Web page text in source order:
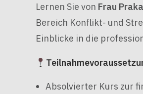
Lernen Sie von Frau
Bereich Konflikt- und
Einblicke in die
Absolvierter Kurs zur